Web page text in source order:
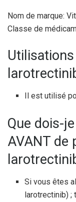
Nom de marque:
Classe de
Il est utilisé
Que dois-
AVANT de
Si vous êtes
larotrectinib) ;